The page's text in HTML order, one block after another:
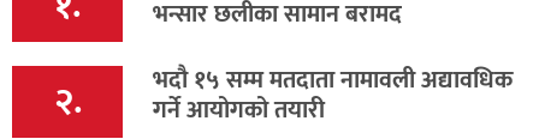
भन्सार छलीका सामान बरामद
२. भदौ १५ सम्म मतदाता नामावली अद्यावधिक
गर्ने आयोगको तयारी